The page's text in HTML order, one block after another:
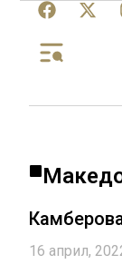
16 април,